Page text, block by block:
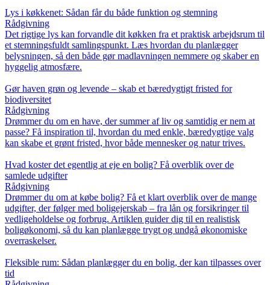
Lys i køkkenet: Sådan får du både funktion og stemning
Rådgivning
Det rigtige lys kan forvandle dit køkken fra et praktisk arbejdsrum til
et stemningsfuldt samlingspunkt. Læs hvordan du planlægger
belysningen, så den både gør madlavningen nemmere og skaber en
hyggelig atmosfære.
Gør haven grøn og levende – skab et bæredygtigt fristed for
biodiversitet
Rådgivning
Drømmer du om en have, der summer af liv og samtidig er nem at
passe? Få inspiration til, hvordan du med enkle, bæredygtige valg
kan skabe et grønt fristed, hvor både mennesker og natur trives.
Hvad koster det egentlig at eje en bolig? Få overblik over de
samlede udgifter
Rådgivning
Drømmer du om at købe bolig? Få et klart overblik over de mange
udgifter, der følger med boligejerskab – fra lån og forsikringer til
vedligeholdelse og forbrug. Artiklen guider dig til en realistisk
boligøkonomi, så du kan planlægge trygt og undgå økonomiske
overraskelser.
Fleksible rum: Sådan planlægger du en bolig, der kan tilpasses over
tid